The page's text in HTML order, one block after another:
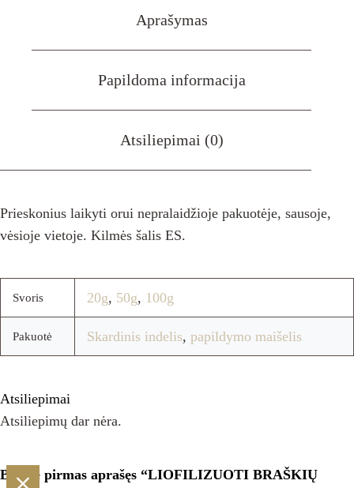
Aprašymas
Papildoma informacija
Atsiliepimai (0)
Prieskonius laikyti orui nepralaidžioje pakuotėje, sausoje,
vėsioje vietoje. Kilmės šalis ES.
Svoris 20g, 50g, 100g
Pakuotė Skardinis indelis, papildymo maišelis
Atsiliepimai
Atsiliepimų dar nėra.
Būkite pirmas aprašęs “LIOFILIZUOTI BRAŠKIŲ